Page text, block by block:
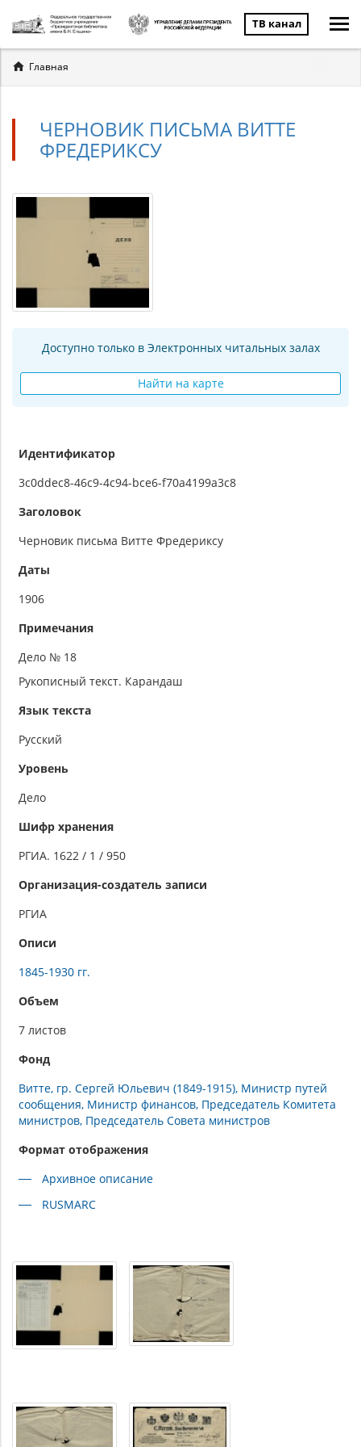
ТВ канал
Вы
здесь
Главная
ЧЕРНОВИК ПИСЬМА ВИТТЕ
ФРЕДЕРИКСУ
Доступно только в Электронных читальных залах
Найти на карте
Идентификатор
3c0ddec8-46c9-4c94-bce6-f70a4199a3c8
Заголовок
Черновик письма Витте Фредериксу
Даты
1906
Примечания
Дело № 18
Рукописный текст. Карандаш
Язык текста
Русский
Уровень
Дело
Шифр хранения
РГИА. 1622 / 1 / 950
Организация-создатель записи
РГИА
Описи
1845-1930 гг.
Объем
7 листов
Фонд
Витте, гр. Сергей Юльевич (1849-1915), Министр путей
сообщения, Министр финансов, Председатель Комитета
министров, Председатель Совета министров
Формат отображения
Архивное описание
RUSMARC